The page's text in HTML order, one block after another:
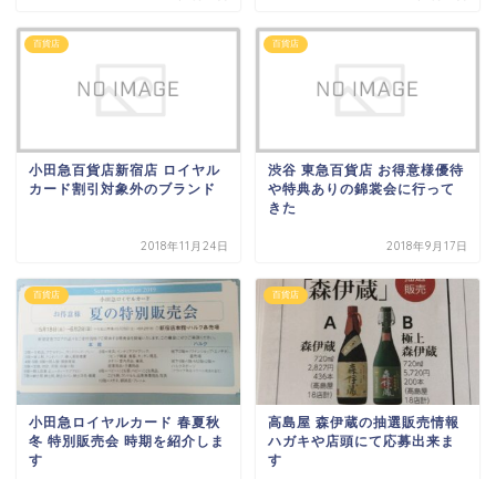
百貨店
小田急百貨店新宿店 ロイヤル
カード割引対象外のブランド
2018年11月24日
百貨店
渋谷 東急百貨店 お得意様優待
や特典ありの錦裳会に行って
きた
2018年9月17日
百貨店
小田急ロイヤルカード 春夏秋
冬 特別販売会 時期を紹介しま
す
百貨店
高島屋 森伊蔵の抽選販売情報
ハガキや店頭にて応募出来ま
す